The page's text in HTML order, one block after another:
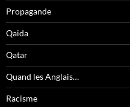
Propagande
Qaida
Qatar
Quand les Anglais…
Racisme